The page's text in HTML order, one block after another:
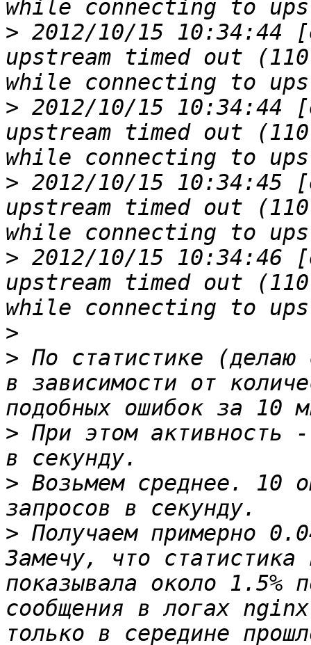
> 2012/10/15 10:34:44
upstream timed out
> 2012/10/15 10:34:44
upstream timed out
> 2012/10/15 10:34:45
upstream timed out
> 2012/10/15 10:34:46
upstream timed out
>
> По статистике
в зависимости от
> При этом активность
> Возьмем среднее. 10
> Получаем примерно
Замечу, что статистика
показывала около
сообщения в логах